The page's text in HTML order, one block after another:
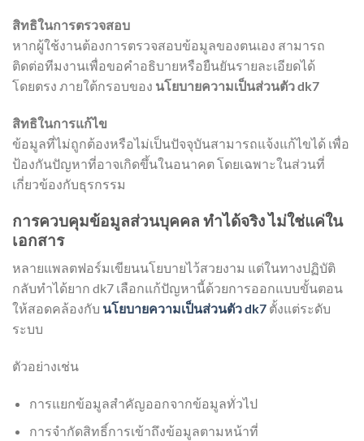
สิทธิในการตรวจสอบ
หากผู้ใช้งานต้องการตรวจสอบข้อมูลของตนเอง สามารถ
ติดต่อทีมงานเพื่อขอคำอธิบายหรือยืนยันรายละเอียดได้
โดยตรง ภายใต้กรอบของ นโยบายความเป็นส่วนตัว dk7
สิทธิในการแก้ไข
ข้อมูลที่ไม่ถูกต้องหรือไม่เป็นปัจจุบันสามารถแจ้งแก้ไขได้ เพื่อ
ป้องกันปัญหาที่อาจเกิดขึ้นในอนาคต โดยเฉพาะในส่วนที่
เกี่ยวข้องกับธุรกรรม
การควบคุมข้อมูลส่วนบุคคล ทำได้จริง ไม่ใช่แค่ใน
เอกสาร
หลายแพลตฟอร์มเขียนนโยบายไว้สวยงาม แต่ในทางปฏิบัติ
กลับทำได้ยาก dk7 เลือกแก้ปัญหานี้ด้วยการออกแบบขั้นตอน
ให้สอดคล้องกับ นโยบายความเป็นส่วนตัว dk7 ตั้งแต่ระดับ
ระบบ
ตัวอย่างเช่น
การแยกข้อมูลสำคัญออกจากข้อมูลทั่วไป
การจำกัดสิทธิ์การเข้าถึงข้อมูลตามหน้าที่